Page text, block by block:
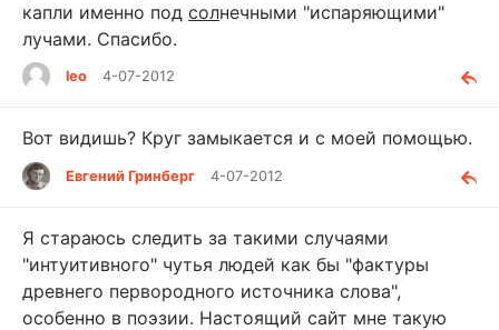
капли именно под солнечными "испаряющими"
лучами. Спасибо.
leo 4-07-2012
Вот видишь? Круг замыкается и с моей помощью.
Евгений Гринберг 4-07-2012
Я стараюсь следить за такими случаями
"интуитивного" чутья людей как бы "фактуры
древнего первородного источника слова",
особенно в поэзии. Настоящий сайт мне такую